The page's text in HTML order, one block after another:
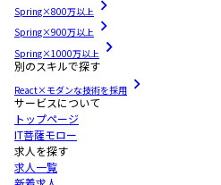
Spring×800万以上
Spring×900万以上
Spring×1000万以上
別のスキルで探す
React×モダンな技術を採用
サービスについて
トップページ
IT菩薩モロー
求人を探す
求人一覧